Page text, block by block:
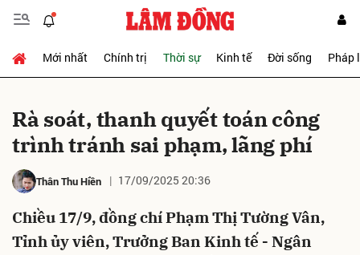
Mới nhất Chính trị Thời sự Kinh tế Đời sống Pháp
Rà soát, thanh quyết toán công
trình tránh sai phạm, lãng phí
Thân Thu Hiền 17/09/2025 20:36
Chiều 17/9, đồng chí Phạm Thị Tường Vân,
Tỉnh ủy viên, Trưởng Ban Kinh tế - Ngân
Gửi bình luận
Hủy